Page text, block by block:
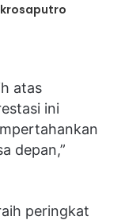
atas
ini
depan,”
peringkat